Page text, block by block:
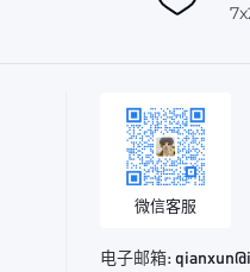
微信客服
电子邮箱: